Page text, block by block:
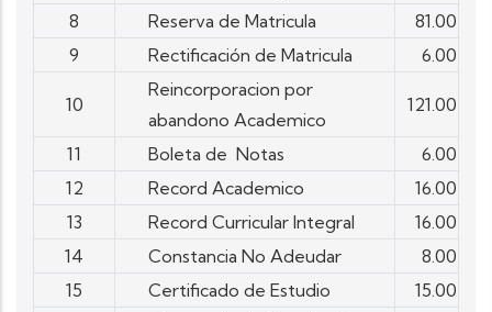
8
Reserva de Matricula
81.00
9
Rectificación de Matricula 6.00
10
Reincorporacion por
abandono Academico
121.00
11 Boleta de Notas
6.00
12
Record Academico
16.00
13
Record Curricular Integral
16.00
14
Constancia No Adeudar
8.00
15
Certificado de Estudio 15.00